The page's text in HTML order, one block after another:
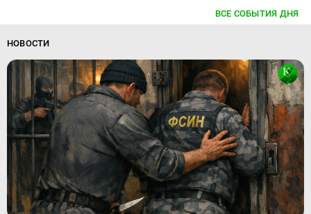
ВСЕ СОБЫТИЯ ДНЯ
НОВОСТИ